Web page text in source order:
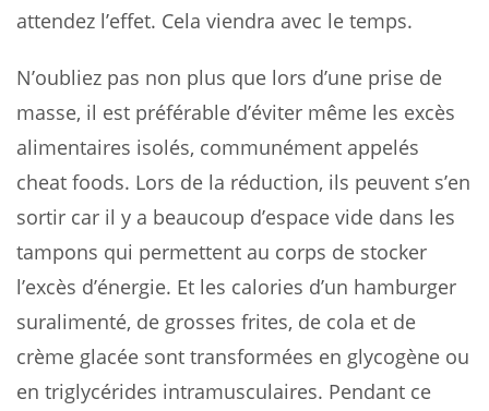
attendez l’effet. Cela viendra avec le temps.
N’oubliez pas non plus que lors d’une prise de
masse, il est préférable d’éviter même les excès
alimentaires isolés, communément appelés
cheat foods. Lors de la réduction, ils peuvent s’en
sortir car il y a beaucoup d’espace vide dans les
tampons qui permettent au corps de stocker
l’excès d’énergie. Et les calories d’un hamburger
suralimenté, de grosses frites, de cola et de
crème glacée sont transformées en glycogène ou
en triglycérides intramusculaires. Pendant ce